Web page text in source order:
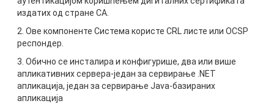
издатих од стране CA.
2. Ове компоненте Система користе CRL листе или OCSP
респондер.
3. Обично се инсталира и конфигурише, два или више
апликативних сервера-један за сервирање .NET
апликација, један за сервирање Java-базираних
апликација